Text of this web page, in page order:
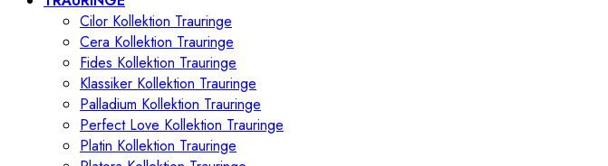
Cilor Kollektion Trauringe
Cera Kollektion Trauringe
Fides Kollektion Trauringe
Klassiker Kollektion Trauringe
Palladium Kollektion Trauringe
Perfect Love Kollektion Trauringe
Platin Kollektion Trauringe